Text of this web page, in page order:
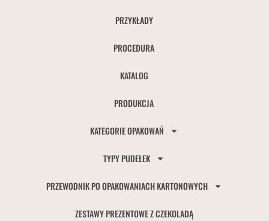
PRZYKŁADY
PROCEDURA
KATALOG
PRODUKCJA
KATEGORIE OPAKOWAŃ
TYPY PUDEŁEK
PRZEWODNIK PO OPAKOWANIACH KARTONOWYCH
ZESTAWY PREZENTOWE Z CZEKOLADĄ